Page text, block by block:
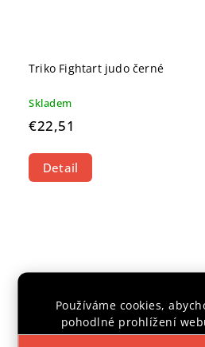
Používáme cookies,
pohodlné prohlížení
provozu webu neustále
Triko Fightart judo černé
Skladem
€22,51
Detail